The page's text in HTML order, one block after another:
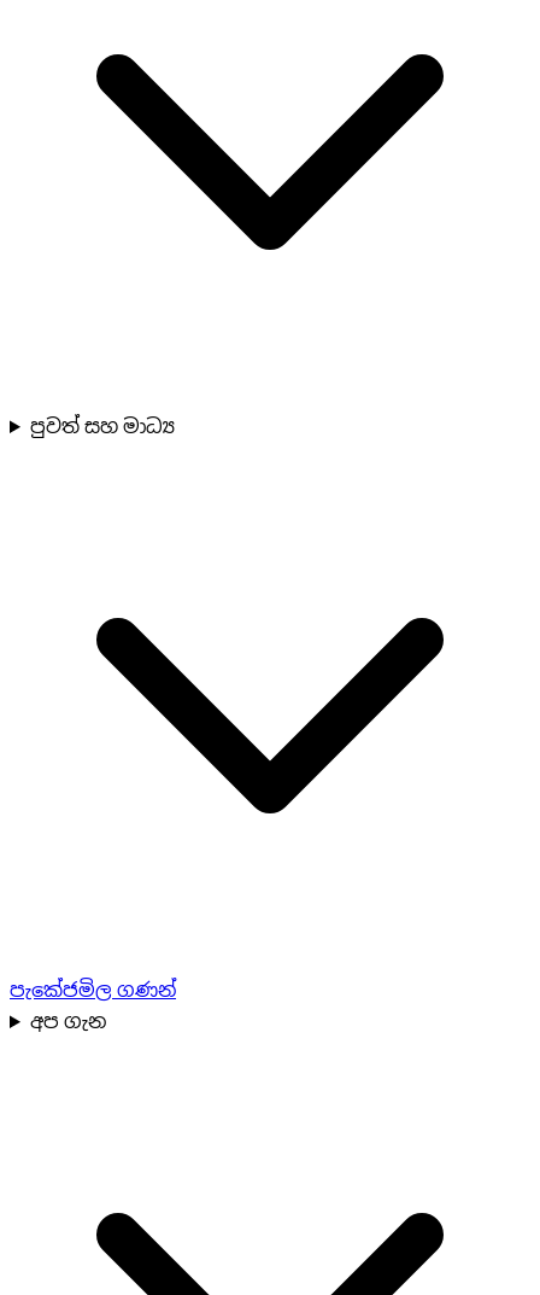
පුවත් සහ මාධ්‍ය
පැකේජමිල ගණන්
අප ගැන